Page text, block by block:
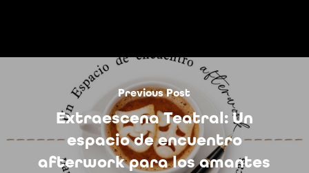
Previous Post
Extraescena Teatral: Un
espacio de encuentro
afterwork para los amantes